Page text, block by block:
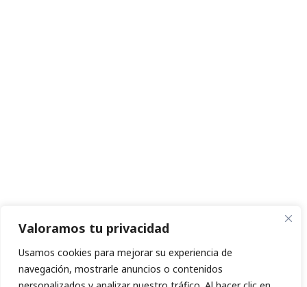
Valoramos tu privacidad
Usamos cookies para mejorar su experiencia de
navegación, mostrarle anuncios o contenidos